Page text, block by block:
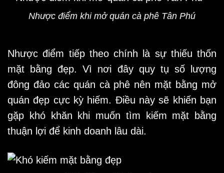
Nhược điểm khi mở quán cà phê Tân Phú
Nhược điểm tiếp theo chính là sự thiếu thốn
mặt bằng đẹp. Vì nơi đây quy tụ số lượng
đông đảo các quán cà phê nên mặt bằng mở
quán đẹp cực kỳ hiếm. Điều này sẽ khiến bạn
gặp khó khăn khi muốn tìm kiếm mặt bằng
thuận lợi để kinh doanh lâu dài.